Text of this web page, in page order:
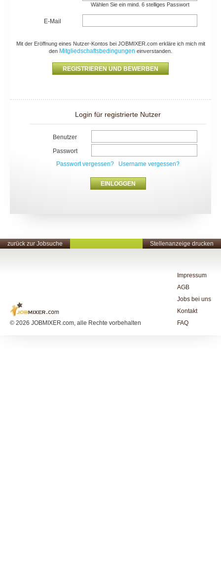
Wählen Sie ein mind. 6 stelliges Passwort
E-Mail
Mit der Eröffnung eines Nutzer-Kontos bei JOBMIXER.com erkläre ich mich mit
den Mitgliedschaftsbedingungen einverstanden.
Login für registrierte Nutzer
Benutzer
Passwort
Passwort vergessen?
Username vergessen?
zurück zur Jobsuche Stellenanzeige drucken
© 2026 JOBMIXER.com, alle Rechte vorbehalten
Impressum
AGB
Jobs bei uns
Kontakt
FAQ